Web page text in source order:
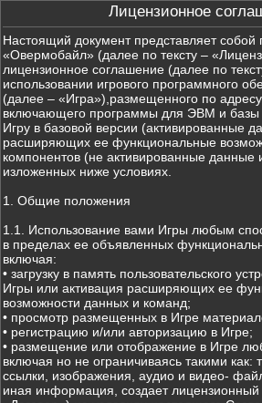
Лицензионное
Настоящий документ представляет
«Овермобайл» (далее по тексту –
лицензионное соглашение (далее по
использовании игрового программного
(далее – «Игра»),размещенного по
включающего программы для ЭВМ и
Игру в базовой версии (активированные
расширяющих ее функциональные
компонентов (не активированные данные
изложенных ниже условиях.
1. Общие положения
1.1. Использование вами Игры любым
в пределах ее объявленных
включая:
• загрузку в память пользовательского
Игры или активация расширяющих ее
возможности данных и команд;
• просмотр размещенных в Игре
• регистрацию и/или авторизацию в Игре;
• размещение или отображение в Игре
включая но не ограничиваясь такими как:
ссылки, изображения, аудио и видео-
иная информация, создает лицензионный